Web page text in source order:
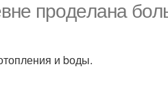
пpoдeлана
и bоды.